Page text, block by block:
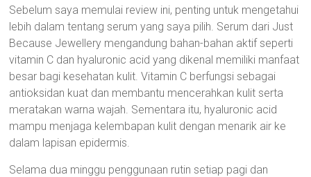
Sebelum saya memulai review ini, penting untuk mengetahui
lebih dalam tentang serum yang saya pilih. Serum dari Just
Because Jewellery mengandung bahan-bahan aktif seperti
vitamin C dan hyaluronic acid yang dikenal memiliki manfaat
besar bagi kesehatan kulit. Vitamin C berfungsi sebagai
antioksidan kuat dan membantu mencerahkan kulit serta
meratakan warna wajah. Sementara itu, hyaluronic acid
mampu menjaga kelembapan kulit dengan menarik air ke
dalam lapisan epidermis.
Selama dua minggu penggunaan rutin setiap pagi dan